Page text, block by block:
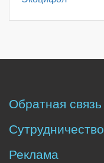
Обратная связь
Сутрудничество
Реклама